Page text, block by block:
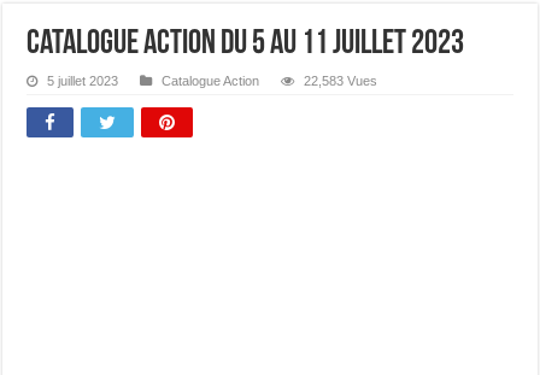
Catalogue Action Du 5 Au 11 Juillet 2023
5 juillet 2023 Catalogue Action 22,583 Vues